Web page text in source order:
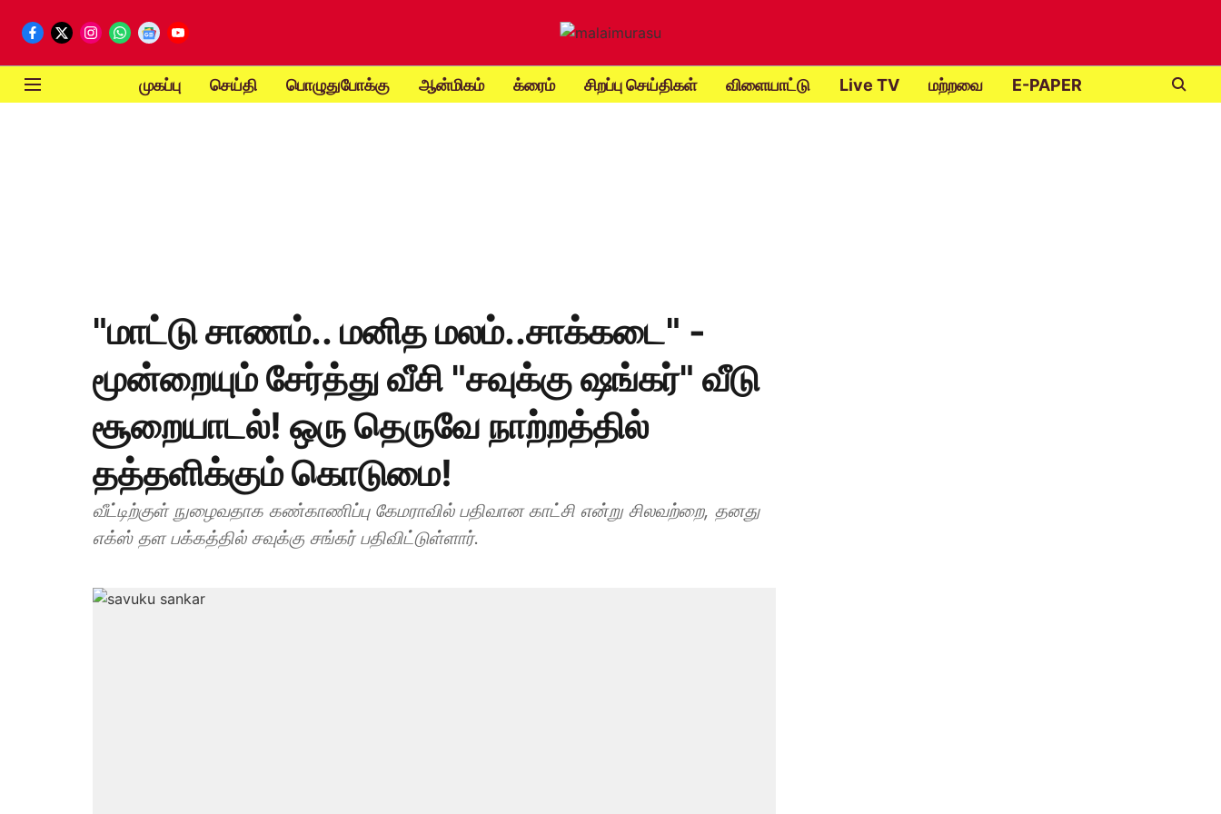
முகப்பு செய்தி பொழுதுபோக்கு ஆன்மிகம் க்ரைம் சிறப்பு செய்திகள் விளையாட்டு Live TV மற்றவை E-PAPER
"மாட்டு சாணம்.. மனித மலம்..சாக்கடை" -
மூன்றையும் சேர்த்து வீசி "சவுக்கு ஷங்கர்" வீடு
சூறையாடல்! ஒரு தெருவே நாற்றத்தில்
தத்தளிக்கும் கொடுமை!
வீட்டிற்குள் நுழைவதாக கண்காணிப்பு கேமராவில் பதிவான காட்சி என்று சிலவற்றை, தனது
எக்ஸ் தள பக்கத்தில் சவுக்கு சங்கர் பதிவிட்டுள்ளார்.